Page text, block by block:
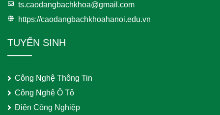
ts.caodangbachkhoa@gmail.com
https://caodangbachkhoahanoi.edu.vn
TUYỂN SINH
Công Nghệ Thông Tin
Công Nghệ Ô Tô
Điện Công Nghiệp